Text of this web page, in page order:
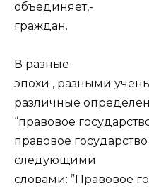
объединяет,-
граждан.
В разные
эпохи , разными
различные
“правовое
правовое
следующими
словами: ”Правовое